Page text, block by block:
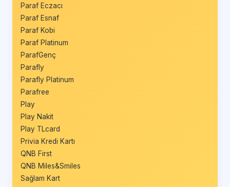
Paraf Eczacı
Paraf Esnaf
Paraf Kobi
Paraf Platinum
ParafGenç
Parafly
Parafly Platinum
Parafree
Play
Play Nakit
Play TLcard
Privia Kredi Kartı
QNB First
QNB Miles&Smiles
Sağlam Kart